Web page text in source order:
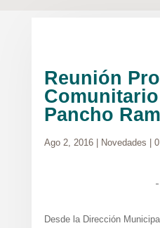
Reunión
Pancho
Ago 2, 2016| Novedades
Desde la Dirección